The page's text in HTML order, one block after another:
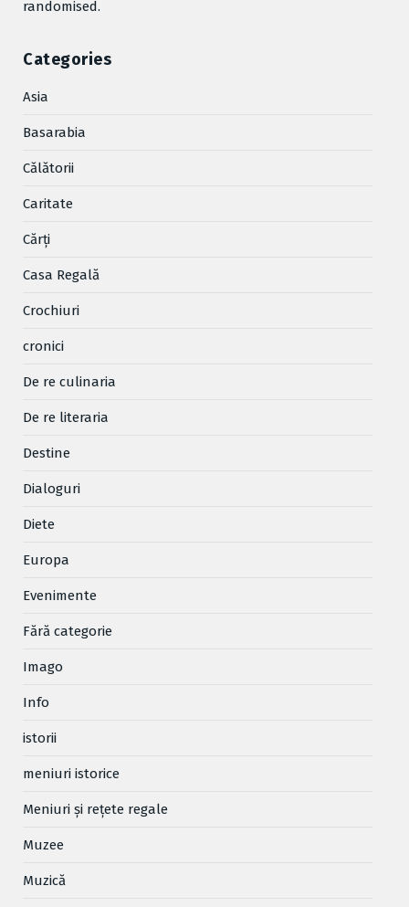
randomised.
Categories
Asia
Basarabia
Cǎlǎtorii
Caritate
Cărţi
Casa Regală
Crochiuri
cronici
De re culinaria
De re literaria
Destine
Dialoguri
Diete
Europa
Evenimente
Fără categorie
Imago
Info
istorii
meniuri istorice
Meniuri și rețete regale
Muzee
Muzică